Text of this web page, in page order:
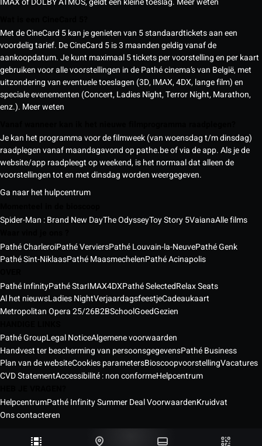
Met de CineCard 5 kan je genieten van 5 standaardtickets aan een
voordelig tarief. De CineCard 5 is 3 maanden geldig vanaf de
aankoopdatum. Je kunt maximaal 5 tickets per voorstelling en per kaart
gebruiken voor alle voorstellingen in de Pathé cinema’s van België, met
uitzondering van eventuele toeslagen (3D, IMAX, 4DX, lange film) en
speciale evenementen (Concert, Ladies Night, Terror Night, Marathon,
enz.). Meer weten
Je kan het programma voor de filmweek (van woensdag t/m dinsdag)
raadplegen vanaf maandagavond op pathe.be of via de app. Als je de
website/app raadpleegt op weekend, is het normaal dat alleen de
voorstellingen tot en met dinsdag worden weergegeven.
Ga naar het hulpcentrum
Spider-Man : Brand New DayThe OdysseyToy Story 5VaianaAlle films
Pathé CharleroiPathé VerviersPathé Louvain-la-NeuvePathé Genk
Pathé Sint-NiklaasPathé MaasmechelenPathé Acinapolis
Pathé InfinityPathé StarIMAX4DXPathé SelectedRelax Seats
Al het nieuwsLadies NightVerjaardagsfeestjeCadeaukaart
Metropolitan Opera 25/26B2BSchoolGoedGezien
Pathé GroupLegal NoticeAlgemene voorwaarden
Handvest ter bescherming van persoonsgegevensPathé Business
Plan van de websiteCookies parametersBioscoopvoorstellingVacatures
CVD StatementAccessibilité : non conformeHelpcentrum
HelpcentrumPathé Infinity Summer Deal VoorwaardenKruidvat
Ons contacteren
Pathé bioscopen België © 2026